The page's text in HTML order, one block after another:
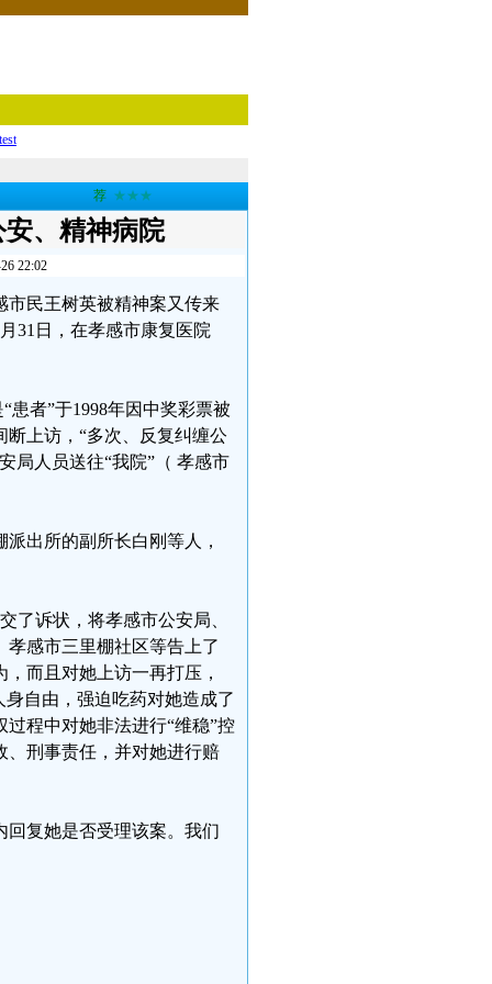
test
荐 ★★★
、精神病院
22:02
市民王树英被精神案又传来
31日，在孝感市康复医院
患者”于1998年因中奖彩票被
上访，“多次、反复纠缠公
局人员送往“我院”（ 孝感市
出所的副所长白刚等人，
了诉状，将孝感市公安局、
感市三里棚社区等告上了
而且对她上访一再打压，
自由，强迫吃药对她造成了
程中对她非法进行“维稳”控
、刑事责任，并对她进行赔
复她是否受理该案。我们